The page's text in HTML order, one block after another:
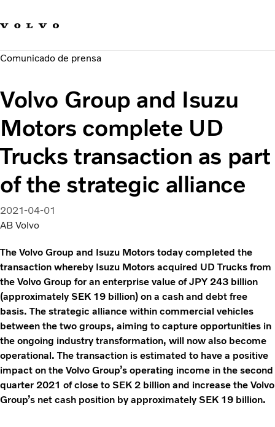
Sustainable Transportation
News & Media
About us
Comunicado de prensa
Volvo Group and Isuzu
Motors complete UD
Trucks transaction as part
of the strategic alliance
2021-04-01
AB Volvo
The Volvo Group and Isuzu Motors today completed the
transaction whereby Isuzu Motors acquired UD Trucks from
the Volvo Group for an enterprise value of JPY 243 billion
(approximately SEK 19 billion) on a cash and debt free
basis. The strategic alliance within commercial vehicles
between the two groups, aiming to capture opportunities in
the ongoing industry transformation, will now also become
operational. The transaction is estimated to have a positive
impact on the Volvo Group’s operating income in the second
quarter 2021 of close to SEK 2 billion and increase the Volvo
Group’s net cash position by approximately SEK 19 billion.